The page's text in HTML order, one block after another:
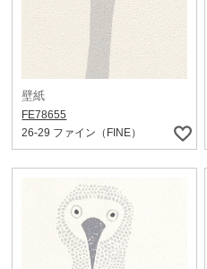
壁紙
FE78655
26-29 ファイン（FINE）